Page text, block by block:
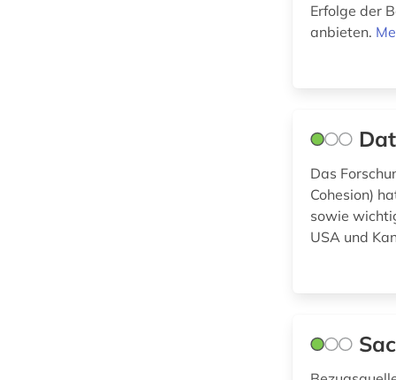
Erfolge der
anbieten.
Das
Cohesion)
sowie
USA und